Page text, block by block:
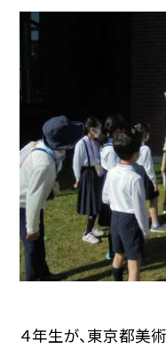
４年生が、東京都美